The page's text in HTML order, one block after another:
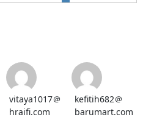
vitaya1017＠
hraifi.com
kefitih682＠
barumart.com